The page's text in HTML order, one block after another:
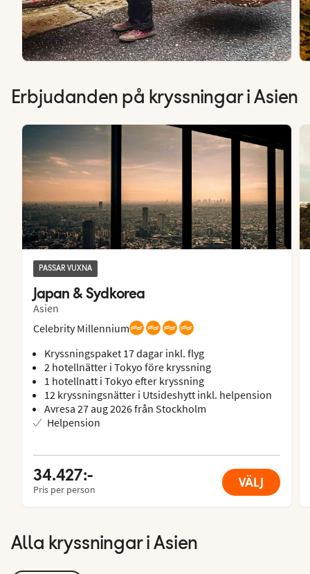
Erbjudanden på kryssningar i Asien
PASSAR VUXNA
Japan & Sydkorea
Asien
Celebrity Millennium
Kryssningspaket 17 dagar inkl. flyg
2 hotellnätter i Tokyo före kryssning
1 hotellnatt i Tokyo efter kryssning
12 kryssningsnätter i Utsideshytt inkl. helpension
Avresa 27 aug 2026 från Stockholm
Helpension
34.427:-
Pris per person VÄLJ
Alla kryssningar i Asien